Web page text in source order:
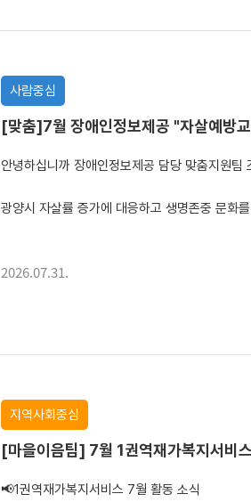
사람중심
[맞춤]7월 장애인정보제공 "자살예방
안녕하십니까 장애인정보제공 담당 맞춤지원팀
광양시 자살률 증가에 대응하고 생명존중 문화
2026.07.31.
지역사회중심
[마을이음팀] 7월 1권역재가복지서비스
📢1권역재가복지서비스 7월 활동 소식